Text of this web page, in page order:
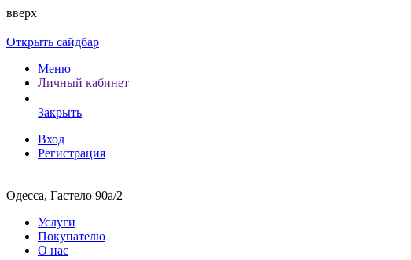
вверх
Открыть сайдбар
Меню
Личный кабинет
Закрыть
Вход
Регистрация
Одесса, Гастело 90а/2
Услуги
Покупателю
О нас